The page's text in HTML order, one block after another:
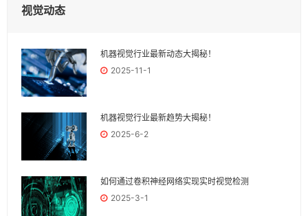
视觉动态
机器视觉行业最新动态大揭秘！
2025-11-1
机器视觉行业最新趋势大揭秘！
2025-6-2
如何通过卷积神经网络实现实时视觉检测
2025-3-1